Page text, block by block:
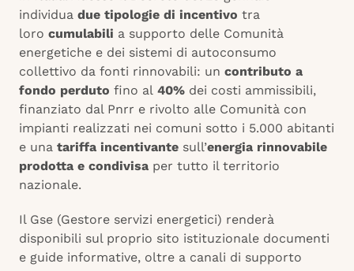
individua due tipologie di incentivo tra
loro cumulabili a supporto delle Comunità
energetiche e dei sistemi di autoconsumo
collettivo da fonti rinnovabili: un contributo a
fondo perduto fino al 40% dei costi ammissibili,
finanziato dal Pnrr e rivolto alle Comunità con
impianti realizzati nei comuni sotto i 5.000 abitanti
e una tariffa incentivante sull’energia rinnovabile
prodotta e condivisa per tutto il territorio
nazionale.
Il Gse (Gestore servizi energetici) renderà
disponibili sul proprio sito istituzionale documenti
e guide informative, oltre a canali di supporto